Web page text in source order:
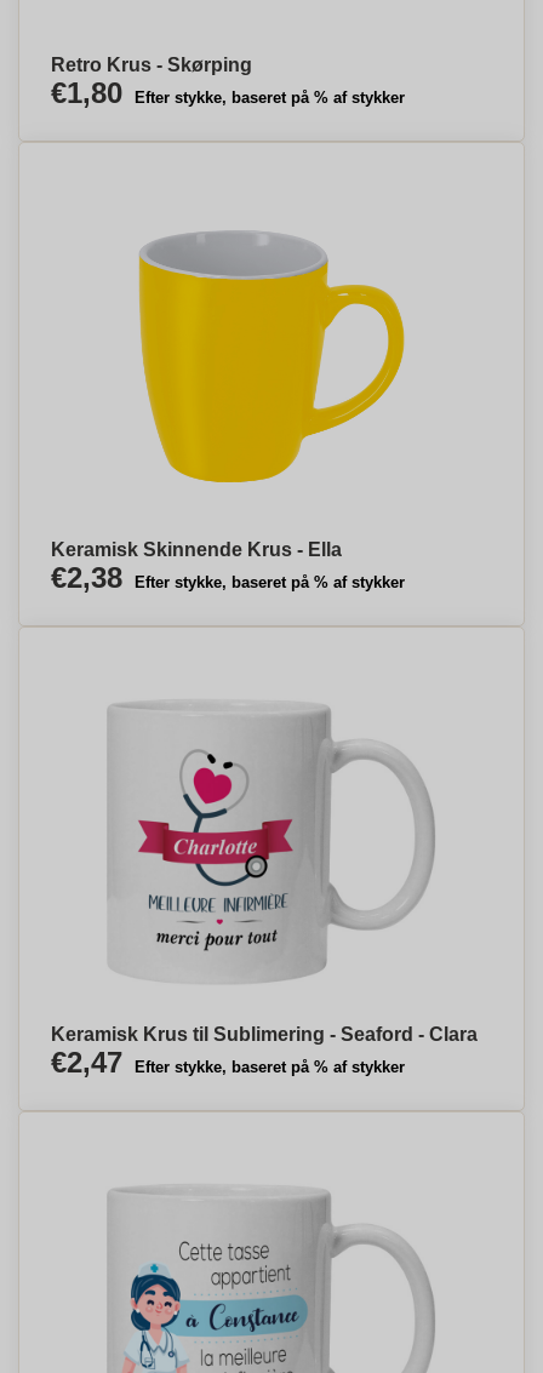
Retro Krus - Skørping
€1,80 Efter stykke, baseret på % af stykker
Keramisk Skinnende Krus - Ella
€2,38 Efter stykke, baseret på % af stykker
Keramisk Krus til Sublimering - Seaford - Clara
€2,47 Efter stykke, baseret på % af stykker